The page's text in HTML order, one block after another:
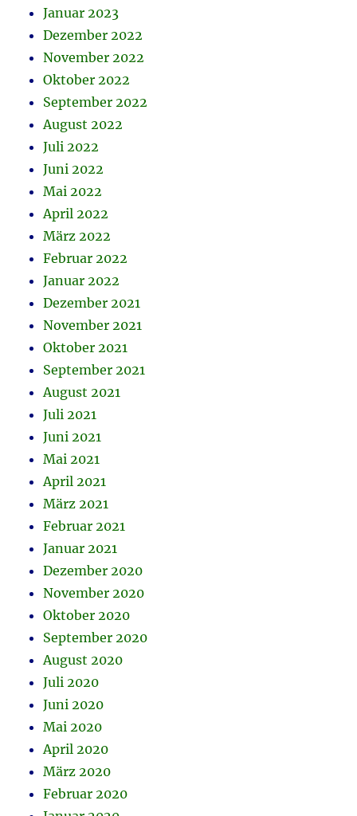
Januar 2023
Dezember 2022
November 2022
Oktober 2022
September 2022
August 2022
Juli 2022
Juni 2022
Mai 2022
April 2022
März 2022
Februar 2022
Januar 2022
Dezember 2021
November 2021
Oktober 2021
September 2021
August 2021
Juli 2021
Juni 2021
Mai 2021
April 2021
März 2021
Februar 2021
Januar 2021
Dezember 2020
November 2020
Oktober 2020
September 2020
August 2020
Juli 2020
Juni 2020
Mai 2020
April 2020
März 2020
Februar 2020